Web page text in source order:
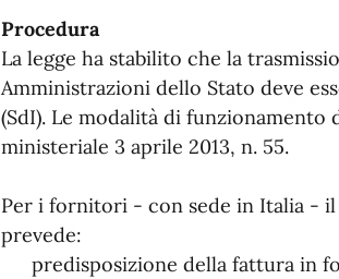
Procedura
La legge ha stabilito che la
Amministrazioni dello Stato deve
(SdI). Le modalità di
ministeriale 3 aprile 2013, n. 55.
Per i fornitori - con sede in Italia -
prevede:
predisposizione della fattura in